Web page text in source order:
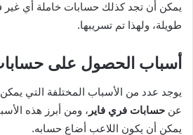
يمكن أن تجد كذلك حسابات خاملة أي غير
طويلة، ولهذا تم تسريبها.
أسباب الحصول على
يوجد عدد من الأسباب المختلفة التي
عن حسابات فري فاير ، ومن أبرز هذه
يمكن أن يكون اللاعب أضاع حسابه.